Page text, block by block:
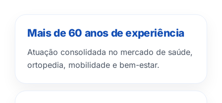
Mais de 60 anos de experiência
Atuação consolidada no mercado de saúde,
ortopedia, mobilidade e bem-estar.